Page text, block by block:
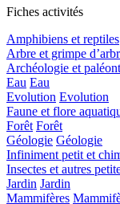
Fiches activités
Amphibiens et reptiles
Arbre et grimpe
Archéologie et
Eau Eau
Evolution Evolution
Faune et flore
Forêt Forêt
Géologie Géologie
Infiniment petit et
Insectes et autres
Jardin Jardin
Mammifères